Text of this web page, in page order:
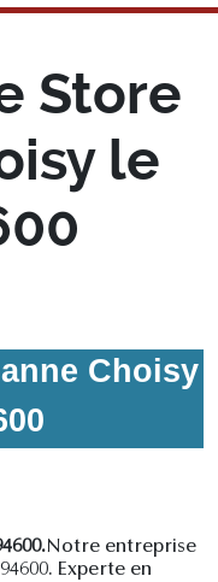
Store
le
Choisy
Notre entreprise
Experte en